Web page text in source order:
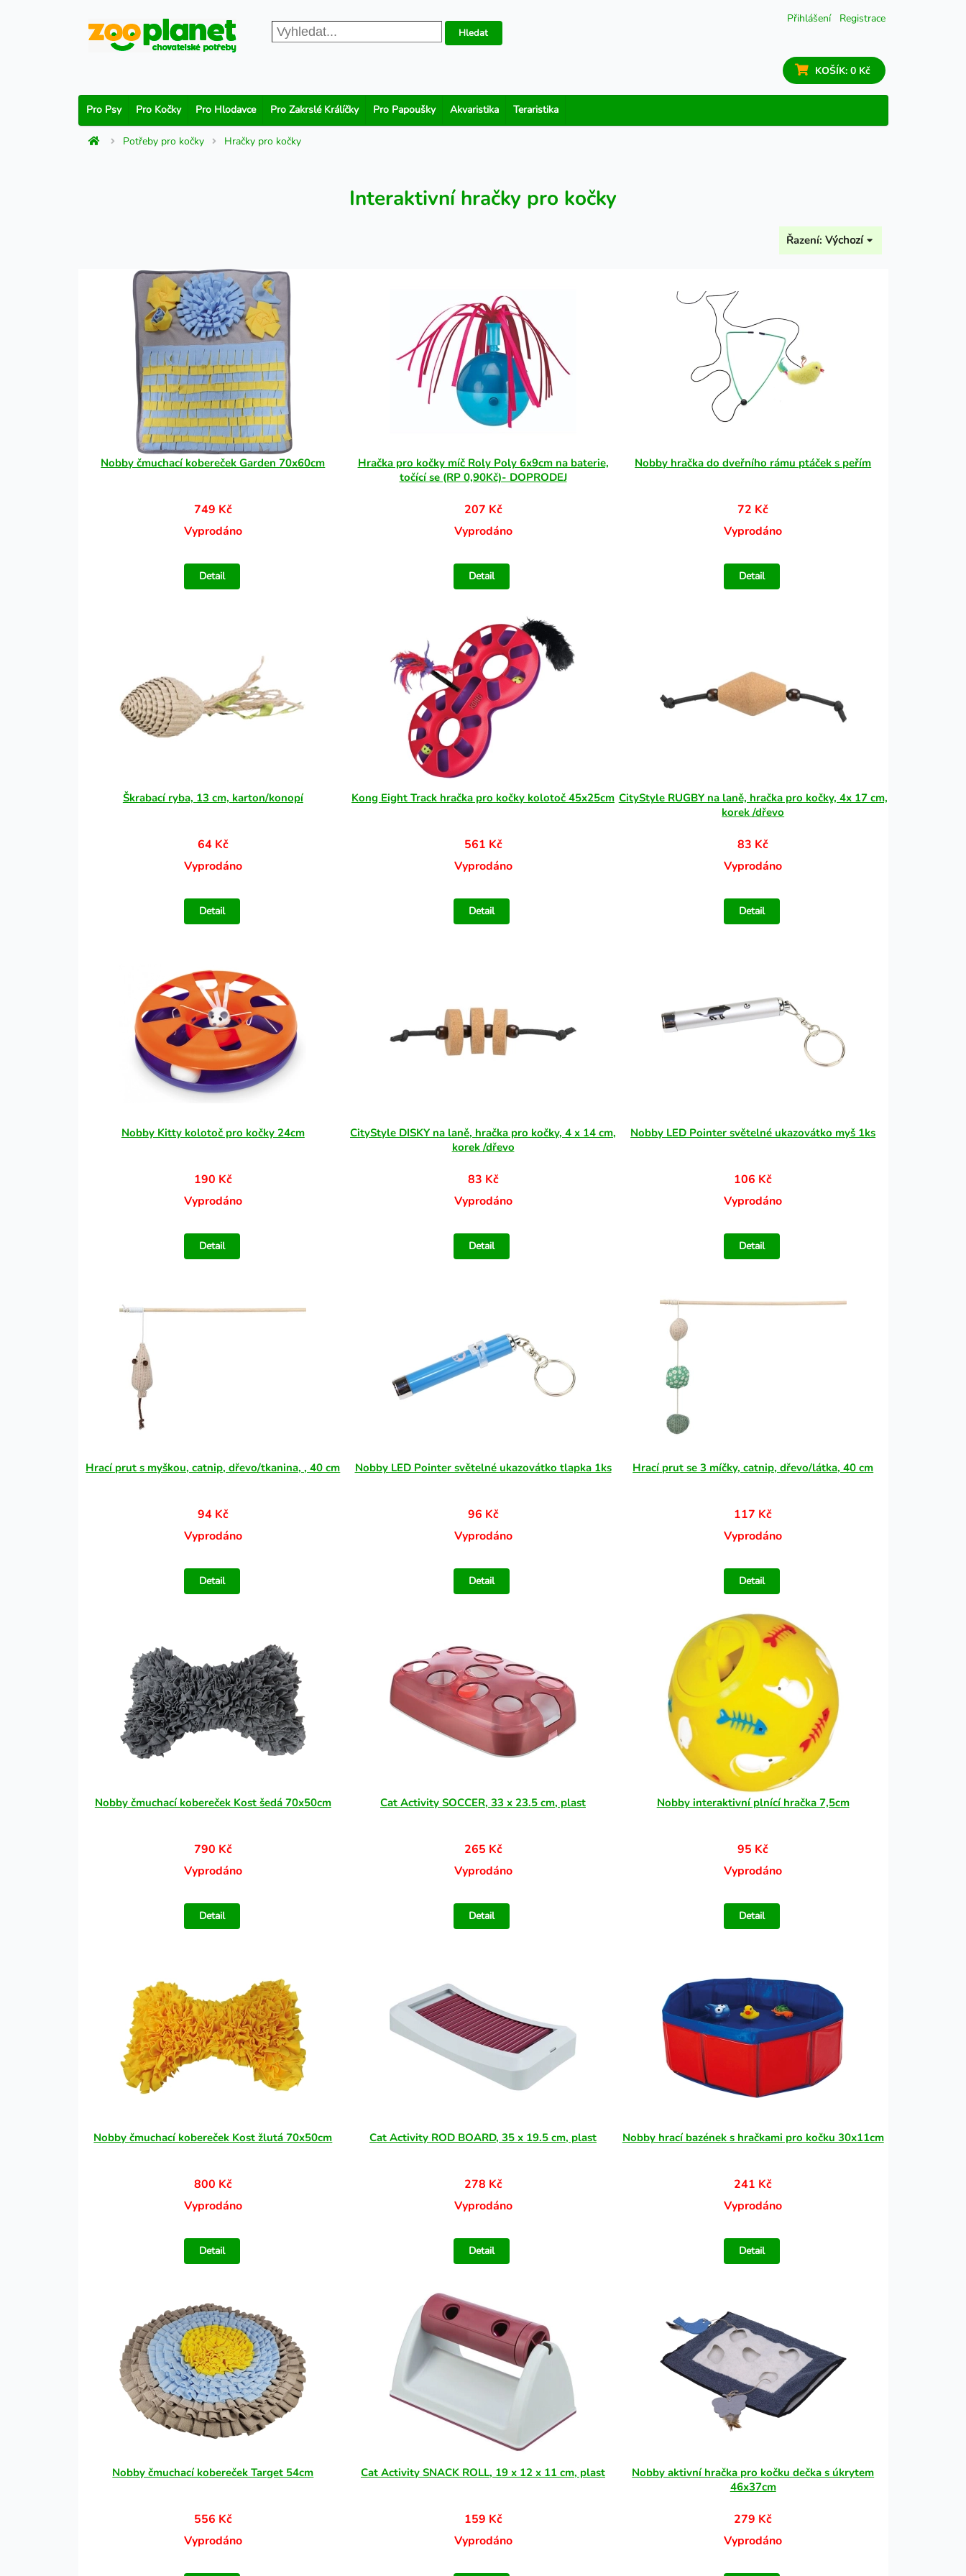
Přihlášení Registrace
Hledat
KOŠÍK: 0 Kč
Pro Psy Pro Kočky Pro Hlodavce Pro Zakrslé Králíčky Pro Papoušky Akvaristika Teraristika
Potřeby pro kočky Hračky pro kočky
Interaktivní hračky pro kočky
Řazení: Výchozí
Nobby čmuchací kobereček Garden 70x60cm
749 Kč
Vyprodáno
Detail
Hračka pro kočky míč Roly Poly 6x9cm na baterie,
točící se (RP 0,90Kč)- DOPRODEJ
207 Kč
Vyprodáno
Detail
Nobby hračka do dveřního rámu ptáček s peřím
72 Kč
Vyprodáno
Detail
Škrabací ryba, 13 cm, karton/konopí
64 Kč
Vyprodáno
Detail
Kong Eight Track hračka pro kočky kolotoč 45x25cm
561 Kč
Vyprodáno
Detail
CityStyle RUGBY na laně, hračka pro kočky, 4x 17 cm,
korek /dřevo
83 Kč
Vyprodáno
Detail
Nobby Kitty kolotoč pro kočky 24cm
190 Kč
Vyprodáno
Detail
CityStyle DISKY na laně, hračka pro kočky, 4 x 14 cm,
korek /dřevo
83 Kč
Vyprodáno
Detail
Nobby LED Pointer světelné ukazovátko myš 1ks
106 Kč
Vyprodáno
Detail
Hrací prut s myškou, catnip, dřevo/tkanina, , 40 cm
94 Kč
Vyprodáno
Detail
Nobby LED Pointer světelné ukazovátko tlapka 1ks
96 Kč
Vyprodáno
Detail
Hrací prut se 3 míčky, catnip, dřevo/látka, 40 cm
117 Kč
Vyprodáno
Detail
Nobby čmuchací kobereček Kost šedá 70x50cm
790 Kč
Vyprodáno
Detail
Cat Activity SOCCER, 33 x 23.5 cm, plast
265 Kč
Vyprodáno
Detail
Nobby interaktivní plnící hračka 7,5cm
95 Kč
Vyprodáno
Detail
Nobby čmuchací kobereček Kost žlutá 70x50cm
800 Kč
Vyprodáno
Detail
Cat Activity ROD BOARD, 35 x 19.5 cm, plast
278 Kč
Vyprodáno
Detail
Nobby hrací bazének s hračkami pro kočku 30x11cm
241 Kč
Vyprodáno
Detail
Nobby čmuchací kobereček Target 54cm
556 Kč
Vyprodáno
Cat Activity SNACK ROLL, 19 x 12 x 11 cm, plast
159 Kč
Vyprodáno
Nobby aktivní hračka pro kočku dečka s úkrytem
46x37cm
279 Kč
Vyprodáno